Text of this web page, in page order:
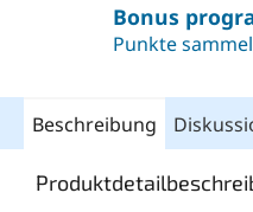
Bonus
Punkte
Beschreibung